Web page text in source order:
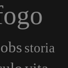
storia